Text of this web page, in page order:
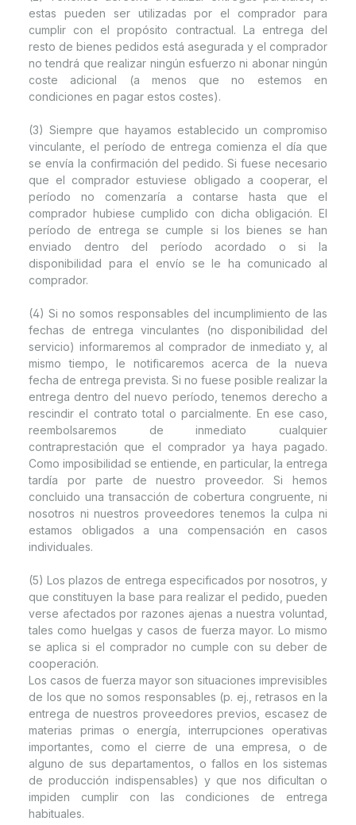
estas pueden ser utilizadas por el comprador para
cumplir con el propósito contractual. La entrega del
resto de bienes pedidos está asegurada y el comprador
no tendrá que realizar ningún esfuerzo ni abonar ningún
coste adicional (a menos que no estemos en
condiciones en pagar estos costes).
(3) Siempre que hayamos establecido un compromiso
vinculante, el período de entrega comienza el día que
se envía la confirmación del pedido. Si fuese necesario
que el comprador estuviese obligado a cooperar, el
período no comenzaría a contarse hasta que el
comprador hubiese cumplido con dicha obligación. El
período de entrega se cumple si los bienes se han
enviado dentro del período acordado o si la
disponibilidad para el envío se le ha comunicado al
comprador.
(4) Si no somos responsables del incumplimiento de las
fechas de entrega vinculantes (no disponibilidad del
servicio) informaremos al comprador de inmediato y, al
mismo tiempo, le notificaremos acerca de la nueva
fecha de entrega prevista. Si no fuese posible realizar la
entrega dentro del nuevo período, tenemos derecho a
rescindir el contrato total o parcialmente. En ese caso,
reembolsaremos de inmediato cualquier
contraprestación que el comprador ya haya pagado.
Como imposibilidad se entiende, en particular, la entrega
tardía por parte de nuestro proveedor. Si hemos
concluido una transacción de cobertura congruente, ni
nosotros ni nuestros proveedores tenemos la culpa ni
estamos obligados a una compensación en casos
individuales.
(5) Los plazos de entrega especificados por nosotros, y
que constituyen la base para realizar el pedido, pueden
verse afectados por razones ajenas a nuestra voluntad,
tales como huelgas y casos de fuerza mayor. Lo mismo
se aplica si el comprador no cumple con su deber de
cooperación.
Los casos de fuerza mayor son situaciones imprevisibles
de los que no somos responsables (p. ej., retrasos en la
entrega de nuestros proveedores previos, escasez de
materias primas o energía, interrupciones operativas
importantes, como el cierre de una empresa, o de
alguno de sus departamentos, o fallos en los sistemas
de producción indispensables) y que nos dificultan o
impiden cumplir con las condiciones de entrega
habituales.